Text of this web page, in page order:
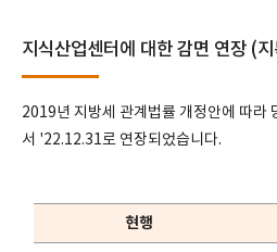
지식산업센터에 대한 감면 연장 (
2019년 지방세 관계법률 개정안에 따라
서 '22.12.31로 연장되었습니다.
현행